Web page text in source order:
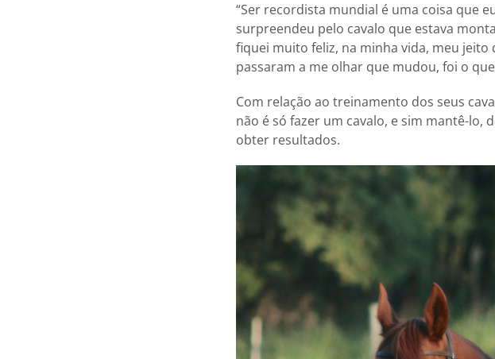
“Ser recordista mundial é uma coisa que
surpreendeu pelo cavalo que estava
fiquei muito feliz, na minha vida, meu
passaram a me olhar que mudou, foi o
Com relação ao treinamento dos seus
não é só fazer um cavalo, e sim mantê-
obter resultados.